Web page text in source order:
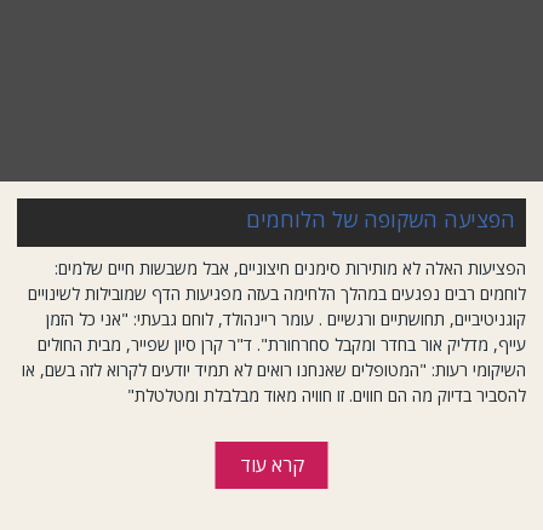
הפציעה השקופה של הלוחמים
הפציעות האלה לא מותירות סימנים חיצוניים, אבל משבשות חיים שלמים:
לוחמים רבים נפגעים במהלך הלחימה בעזה מפגיעות הדף שמובילות לשינויים
קוגניטיביים, תחושתיים ורגשיים . עומר ריינהולד, לוחם גבעתי: "אני כל הזמן
עייף, מדליק אור בחדר ומקבל סחרחורת". ד"ר קרן סיון שפייר, מבית החולים
השיקומי רעות: "המטופלים שאנחנו רואים לא תמיד יודעים לקרוא לזה בשם, או
להסביר בדיוק מה הם חווים. זו חוויה מאוד מבלבלת ומטלטלת"
קרא עוד